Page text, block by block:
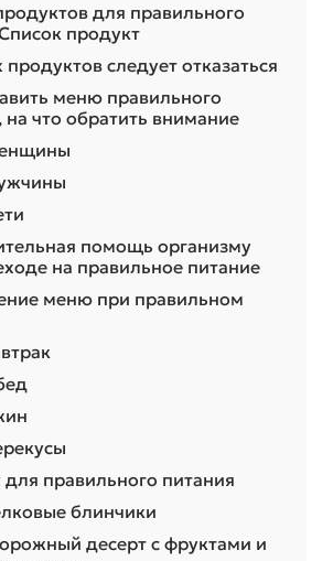
для правильного
продукт
продуктов следует отказаться
меню правильного
на что обратить внимание
помощь организму
на правильное питание
меню при правильном
правильного питания
блинчики
десерт с фруктами и